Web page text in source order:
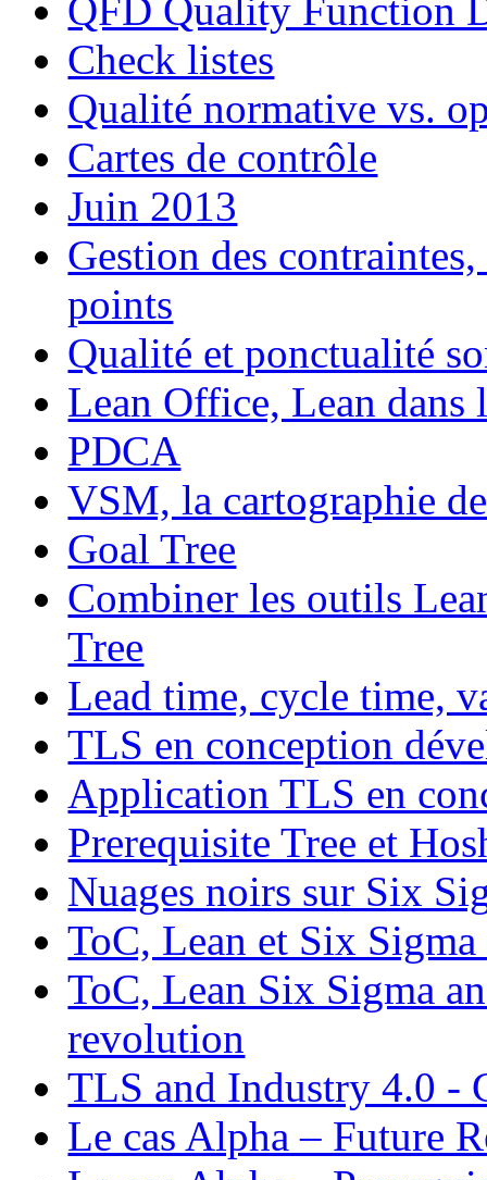
QFD Quality Function
Check listes
Qualité normative vs.
Cartes de contrôle
Juin 2013
Gestion des
points
Qualité et ponctualité
Lean Office, Lean dans
PDCA
VSM, la cartographie
Goal Tree
Combiner les outils
Tree
Lead time, cycle time,
TLS en conception
Application TLS en
Prerequisite Tree et
Nuages noirs sur Six
ToC, Lean et Six
ToC, Lean Six Sigma
revolution
TLS and Industry 4.0 -
Le cas Alpha – Future